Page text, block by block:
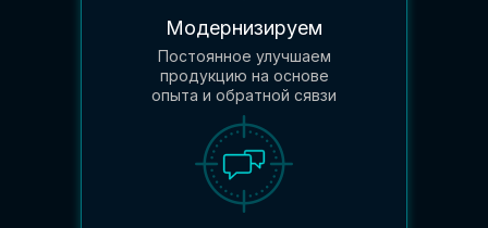
Модернизируем
Постоянное улучшаем
продукцию на основе
опыта и обратной сявзи